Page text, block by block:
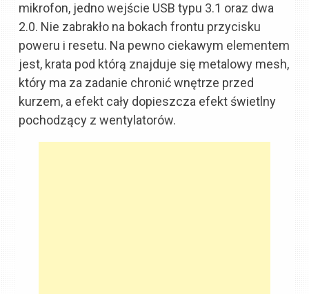
mikrofon, jedno wejście USB typu 3.1 oraz dwa
2.0. Nie zabrakło na bokach frontu przycisku
poweru i resetu. Na pewno ciekawym elementem
jest, krata pod którą znajduje się metalowy mesh,
który ma za zadanie chronić wnętrze przed
kurzem, a efekt cały dopieszcza efekt świetlny
pochodzący z wentylatorów.